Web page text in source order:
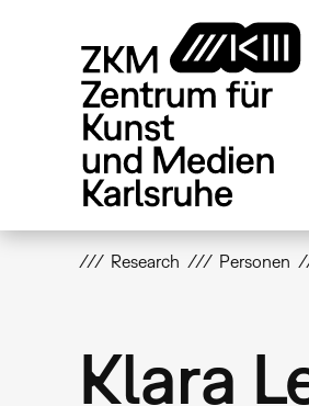
Research Personen
Klara